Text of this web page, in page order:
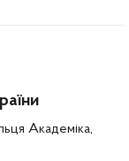
Академіка,